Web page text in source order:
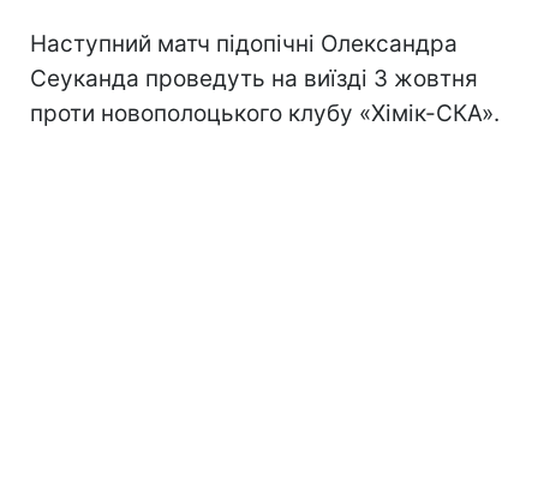
Наступний матч підопічні Олександра
Сеуканда проведуть на виїзді 3 жовтня
проти новополоцького клубу «Хімік-СКА».